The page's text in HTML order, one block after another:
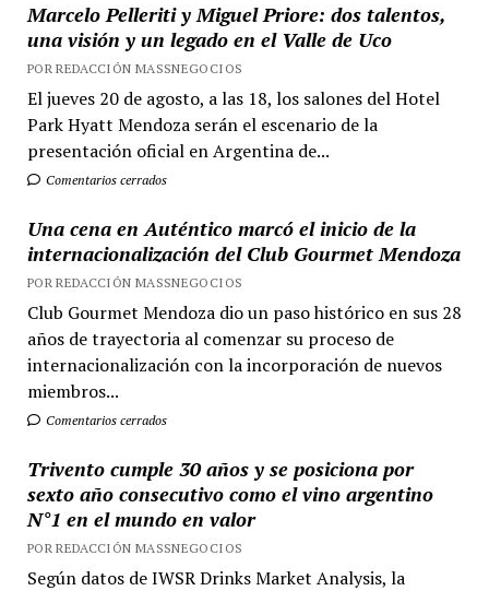
Marcelo Pelleriti y Miguel Priore: dos talentos,
una visión y un legado en el Valle de Uco
POR REDACCIÓN MASSNEGOCIOS
El jueves 20 de agosto, a las 18, los salones del Hotel
Park Hyatt Mendoza serán el escenario de la
presentación oficial en Argentina de...
Comentarios cerrados
Una cena en Auténtico marcó el inicio de la
internacionalización del Club Gourmet Mendoza
POR REDACCIÓN MASSNEGOCIOS
Club Gourmet Mendoza dio un paso histórico en sus 28
años de trayectoria al comenzar su proceso de
internacionalización con la incorporación de nuevos
miembros...
Comentarios cerrados
Trivento cumple 30 años y se posiciona por
sexto año consecutivo como el vino argentino
N°1 en el mundo en valor
POR REDACCIÓN MASSNEGOCIOS
Según datos de IWSR Drinks Market Analysis, la